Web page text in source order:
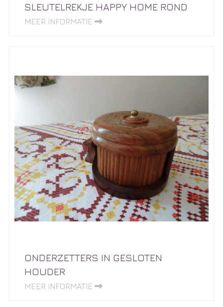
SLEUTELREKJE HAPPY HOME ROND
MEER INFORMATIE
ONDERZETTERS IN GESLOTEN
HOUDER
MEER INFORMATIE